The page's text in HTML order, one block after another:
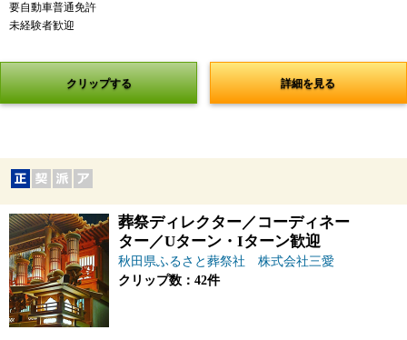
要自動車普通免許
未経験者歓迎
クリップする 詳細を見る
葬祭ディレクター／コーディネー
ター／Uターン・Iターン歓迎
秋田県ふるさと葬祭社 株式会社三愛
クリップ数：42件